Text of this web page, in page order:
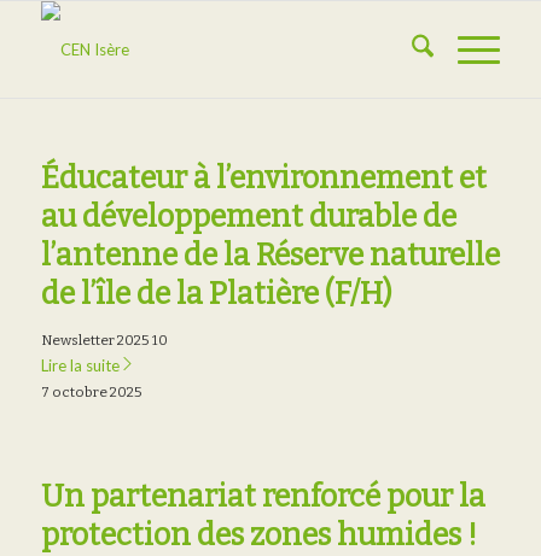
Éducateur à l’environnement et
au développement durable de
l’antenne de la Réserve naturelle
de l’île de la Platière (F/H)
Newsletter 2025 10
Lire la suite
7 octobre 2025
Un partenariat renforcé pour la
protection des zones humides !